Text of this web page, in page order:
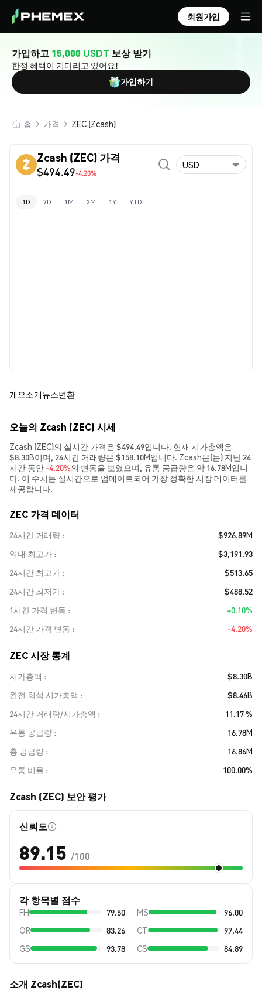
회원가입
가입하고 15,000 USDT 보상 받기
한정 혜택이 기다리고 있어요!
가입하기
홈 가격 ZEC (Zcash)
Zcash (ZEC) 가격
$494.49-4.20%
USD
1D 7D 1M 3M 1Y YTD
개요소개뉴스변환
오늘의 Zcash (ZEC) 시세
Zcash (ZEC)의 실시간 가격은 $494.49입니다. 현재 시가총액은
$8.30B이며, 24시간 거래량은 $158.10M입니다. Zcash은(는) 지난 24
시간 동안 -4.20%의 변동을 보였으며, 유통 공급량은 약 16.78M입니
다. 이 수치는 실시간으로 업데이트되어 가장 정확한 시장 데이터를
제공합니다.
ZEC 가격 데이터
24시간 거래량
$926.89M
역대 최고가
$3,191.93
24시간 최고가
$513.65
24시간 최저가
$488.52
1시간 가격 변동
+0.10%
24시간 가격 변동
-4.20%
ZEC 시장 통계
시가총액
$8.30B
완전 희석 시가총액
$8.46B
24시간 거래량/시가총액
11.17 %
유통 공급량
16.78M
총 공급량
16.86M
유통 비율
100.00%
Zcash (ZEC) 보안 평가
신뢰도
89.15 /100
각 항목별 점수
FH 79.50 MS
96.00
OR
83.26 CT
97.44
GS
93.78 CS 84.89
소개 Zcash(ZEC)